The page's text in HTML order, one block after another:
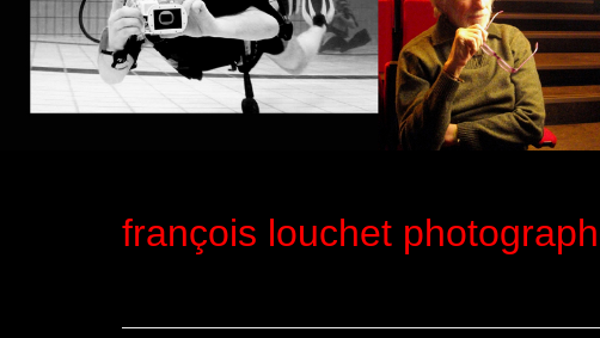
françois louchet